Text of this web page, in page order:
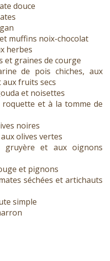
douce
muffins noix-chocolat
herbes
et graines de courge
de pois chiches, aux
fruits secs
et noisettes
et à la tomme de
noires
olives vertes
et aux oignons
et pignons
séchées et artichauts
simple